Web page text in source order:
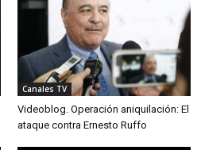
Canales TV
Videoblog. Operación aniquilación: El
ataque contra Ernesto Ruffo